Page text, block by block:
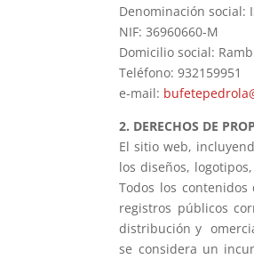
Denominación social:
NIF: 36960660-M
Domicilio social:
Teléfono: 932159951
e-mail:
2. DERECHOS DE
El sitio web,
los diseños,
Todos los
registros públicos
distribución y
se considera un